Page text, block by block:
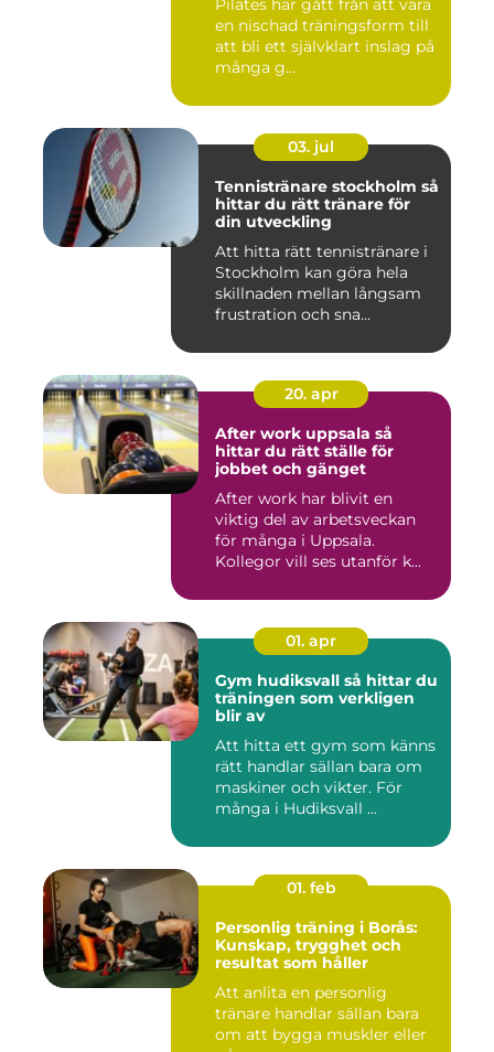
Pilates har gått från att vara
en nischad träningsform till
att bli ett självklart inslag på
många g...
03. jul
Tennistränare stockholm så
hittar du rätt tränare för
din utveckling
Att hitta rätt tennistränare i
Stockholm kan göra hela
skillnaden mellan långsam
frustration och sna...
20. apr
After work uppsala så
hittar du rätt ställe för
jobbet och gänget
After work har blivit en
viktig del av arbetsveckan
för många i Uppsala.
Kollegor vill ses utanför k...
01. apr
Gym hudiksvall så hittar du
träningen som verkligen
blir av
Att hitta ett gym som känns
rätt handlar sällan bara om
maskiner och vikter. För
många i Hudiksvall ...
01. feb
Personlig träning i Borås:
Kunskap, trygghet och
resultat som håller
Att anlita en personlig
tränare handlar sällan bara
om att bygga muskler eller